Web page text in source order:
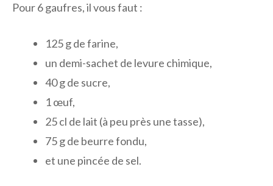
Pour 6 gaufres, il vous faut :
125 g de farine,
un demi-sachet de levure chimique,
40 g de sucre,
1 œuf,
25 cl de lait (à peu près une tasse),
75 g de beurre fondu,
et une pincée de sel.